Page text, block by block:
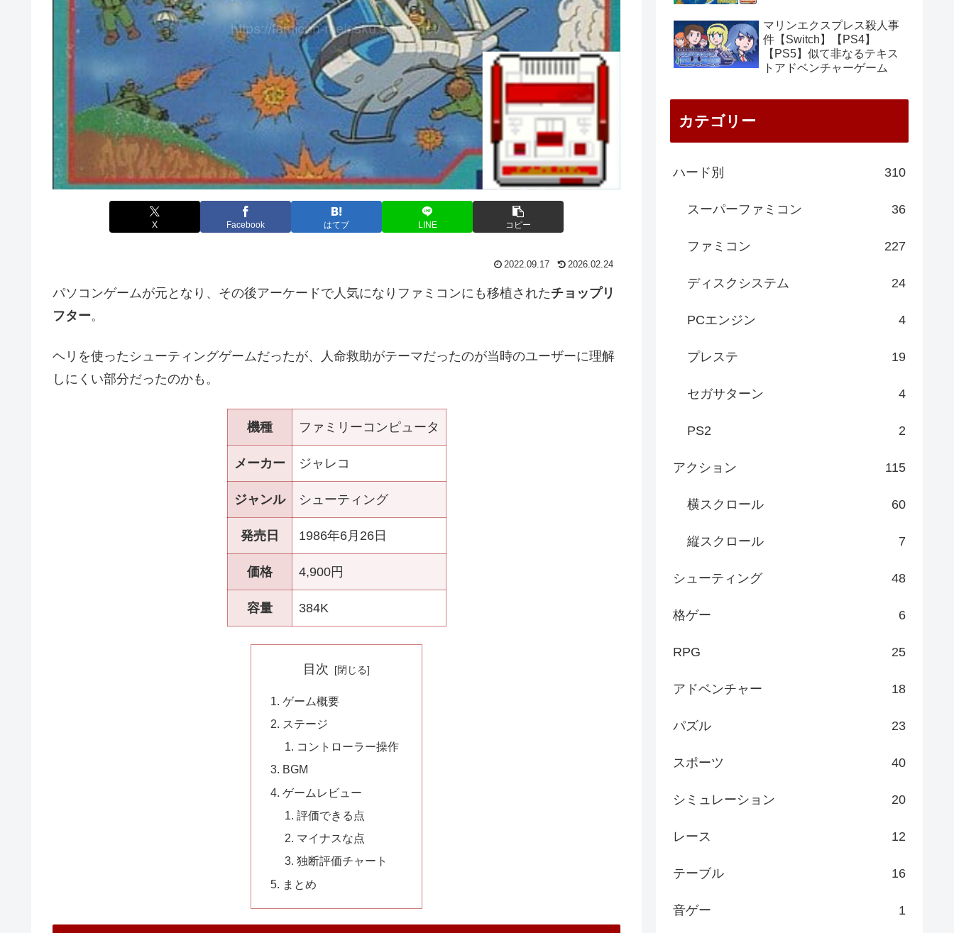
X Facebook はてブ LINE コピー
2022.09.17 2026.02.24
パソコンゲームが元となり、その後アーケードで人気になりファミコンにも移植されたチョップリ
フター。
ヘリを使ったシューティングゲームだったが、人命救助がテーマだったのが当時のユーザーに理解
しにくい部分だったのかも。
機種 ファミリーコンピュータ
メーカー ジャレコ
ジャンル シューティング
発売日 1986年6月26日
価格 4,900円
容量 384K
目次
ゲーム概要
ステージ
コントローラー操作
BGM
ゲームレビュー
評価できる点
マイナスな点
独断評価チャート
まとめ
マリンエクスプレス殺人事
件【Switch】【PS4】
【PS5】似て非なるテキス
トアドベンチャーゲーム
カテゴリー
ハード別 310
スーパーファミコン 36
ファミコン 227
ディスクシステム 24
PCエンジン 4
プレステ 19
セガサターン 4
PS2 2
アクション 115
横スクロール 60
縦スクロール 7
シューティング 48
格ゲー 6
RPG 25
アドベンチャー 18
パズル 23
スポーツ 40
シミュレーション 20
レース 12
テーブル 16
音ゲー 1